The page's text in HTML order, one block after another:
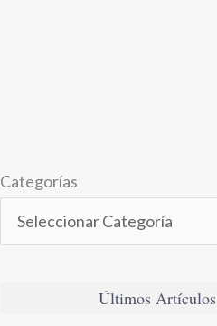
Categorías
Últimos Artículos